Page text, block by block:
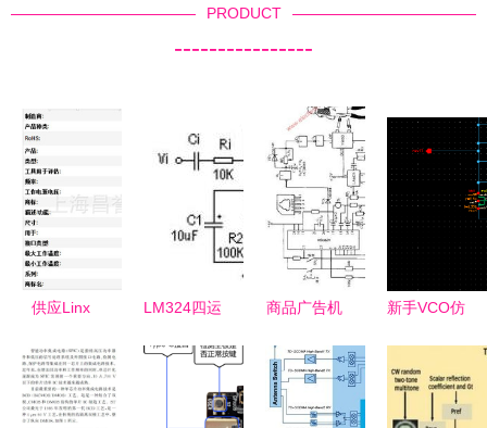
PRODUCT
----------------
供应Linx
射频开发板
EVM-900-
LM324四运
的多样化应
用与设计指
商品广告机
RF集成电
路设计详解
新手VCO仿
荡？来，帮
你在微电子